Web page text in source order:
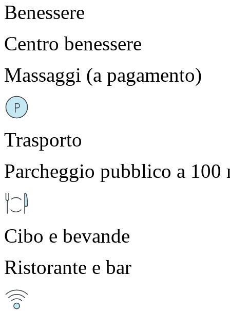
Benessere
Centro benessere
Massaggi (a pagamento)
Trasporto
Parcheggio pubblico a 100
Cibo e bevande
Ristorante e bar